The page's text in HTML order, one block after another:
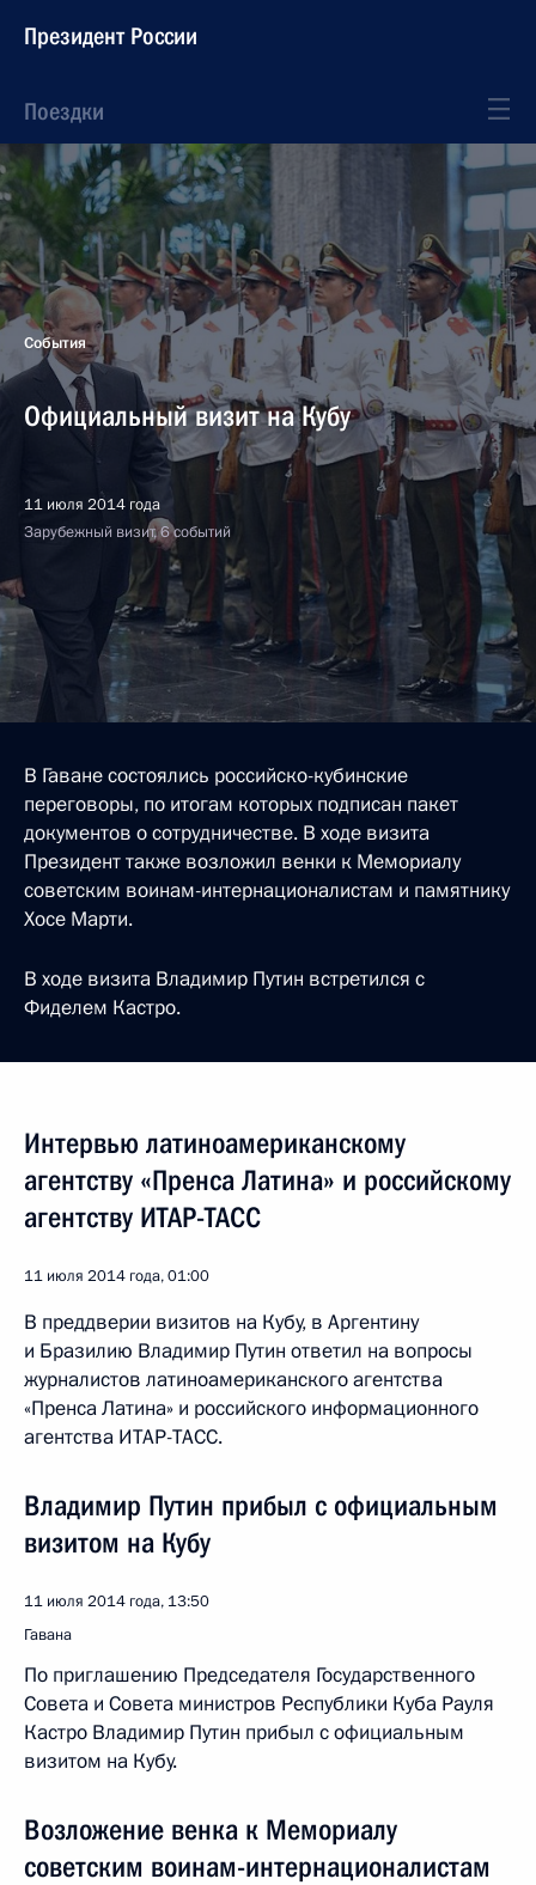
Президент России
Поездки
События
Официальный визит на Кубу
11 июля 2014 года
Зарубежный визит, 6 событий
В Гаване состоялись российско-кубинские
переговоры, по итогам которых подписан пакет
документов о сотрудничестве. В ходе визита
Президент также возложил венки к Мемориалу
советским воинам-интернационалистам и памятнику
Хосе Марти.
В ходе визита Владимир Путин встретился с
Фиделем Кастро.
Интервью латиноамериканскому
агентству «Пренса Латина» и российскому
агентству ИТАР-ТАСС
11 июля 2014 года, 01:00
В преддверии визитов на Кубу, в Аргентину
и Бразилию Владимир Путин ответил на вопросы
журналистов латиноамериканского агентства
«Пренса Латина» и российского информационного
агентства ИТАР-ТАСС.
Владимир Путин прибыл с официальным
визитом на Кубу
11 июля 2014 года, 13:50
Гавана
По приглашению Председателя Государственного
Совета и Совета министров Республики Куба Рауля
Кастро Владимир Путин прибыл с официальным
визитом на Кубу.
Возложение венка к Мемориалу
советским воинам-интернационалистам